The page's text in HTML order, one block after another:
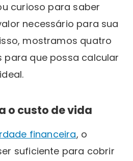
curioso para saber
necessário para sua
mostramos quatro
para que possa calcular
o custo de vida
financeira, o
suficiente para cobrir